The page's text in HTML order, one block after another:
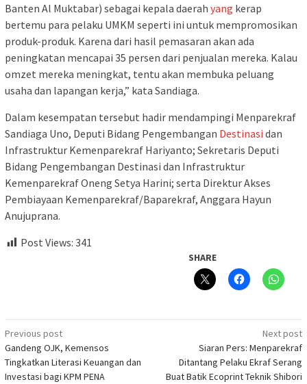
Banten Al Muktabar) sebagai kepala daerah yang kerap
bertemu para pelaku UMKM seperti ini untuk mempromosikan
produk-produk. Karena dari hasil pemasaran akan ada
peningkatan mencapai 35 persen dari penjualan mereka. Kalau
omzet mereka meningkat, tentu akan membuka peluang
usaha dan lapangan kerja,” kata Sandiaga.
Dalam kesempatan tersebut hadir mendampingi Menparekraf
Sandiaga Uno, Deputi Bidang Pengembangan Destinasi dan
Infrastruktur Kemenparekraf Hariyanto; Sekretaris Deputi
Bidang Pengembangan Destinasi dan Infrastruktur
Kemenparekraf Oneng Setya Harini; serta Direktur Akses
Pembiayaan Kemenparekraf/Baparekraf, Anggara Hayun
Anujuprana.
Post Views: 341
SHARE
Post
navigation
Previous post
Gandeng OJK, Kemensos
Tingkatkan Literasi Keuangan dan
Investasi bagi KPM PENA
Next post
Siaran Pers: Menparekraf
Ditantang Pelaku Ekraf Serang
Buat Batik Ecoprint Teknik Shibori